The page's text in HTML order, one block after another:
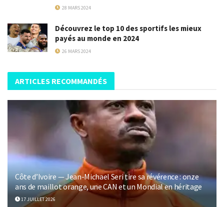
28 MARS 2024
Découvrez le top 10 des sportifs les mieux
payés au monde en 2024
26 MARS 2024
ARTICLES RECOMMANDÉS
Côte d’Ivoire — Jean-Michael Seri tire sa révérence : onze
ans de maillot orange, une CAN et un Mondial en héritage
17 JUILLET 2026